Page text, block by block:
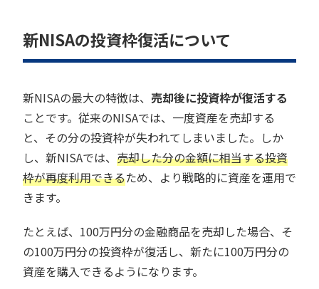
新NISAの投資枠復活について
新NISAの最大の特徴は、 売却後に投資枠が復活する
ことです。従来のNISAでは、一度資産を売却する
と、その分の投資枠が失われてしまいました。しか
し、新NISAでは、 売却した分の金額に相当する投資
枠が再度利用できるため、より戦略的に資産を運用で
きます。
たとえば、100万円分の金融商品を売却した場合、そ
の100万円分の投資枠が復活し、新たに100万円分の
資産を購入できるようになります。